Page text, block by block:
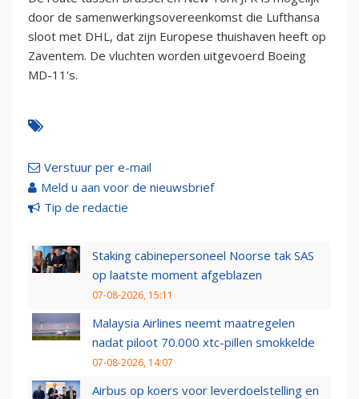
door de samenwerkingsovereenkomst die Lufthansa
sloot met DHL, dat zijn Europese thuishaven heeft op
Zaventem. De vluchten worden uitgevoerd Boeing
MD-11's.
Verstuur per e-mail
Meld u aan voor de nieuwsbrief
Tip de redactie
Staking cabinepersoneel Noorse tak SAS
op laatste moment afgeblazen
07-08-2026, 15:11
Malaysia Airlines neemt maatregelen
nadat piloot 70.000 xtc-pillen smokkelde
07-08-2026, 14:07
Airbus op koers voor leverdoelstelling en